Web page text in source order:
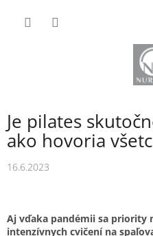
Je pilates
ako hovoria
16.6.2023
Aj vďaka pandémii sa priority
intenzívnych cvičení na